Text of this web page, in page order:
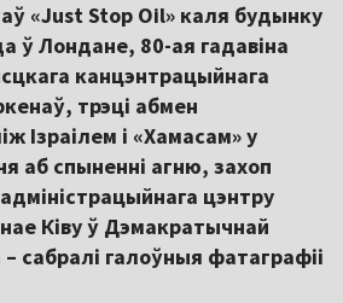
«Just Stop Oil» каля будынку
ў Лондане, 80-ая гадавіна
канцэнтрацыйнага
трэці абмен
Ізраілем і «Хамасам» у
аб спыненні агню, захоп
цэнтру
Ківу ў Дэмакратычнай
сабралі галоўныя фатаграфіі